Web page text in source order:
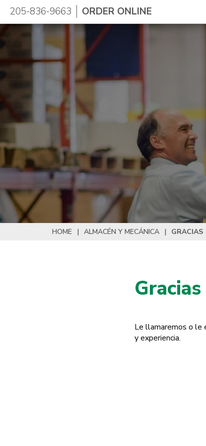
205-836-9663 ORDER ONLINE
HOME | ALMACÉN Y MECÁNICA | GRACIAS
Le llamaremos o le
y experiencia.